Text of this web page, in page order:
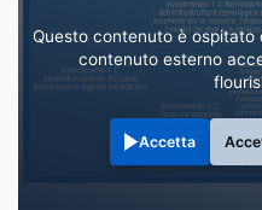
Questo contenuto è ospitato
contenuto esterno
Accetta